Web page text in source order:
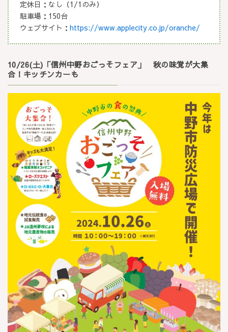
定休日：なし（1/1のみ）
駐車場：150台
ウェブサイト： https://www.applecity.co.jp/oranche/
10/26(土)「信州中野おごっそフェア」 秋の味覚が大集
合！キッチンカーも